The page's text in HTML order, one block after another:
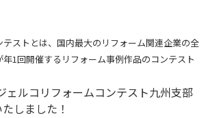
ストとは、 国内最大のリフォーム関連企業の全
1回開催するリフォーム事例作品のコンテスト
ェルコリフォームコンテスト九州支部
しました！